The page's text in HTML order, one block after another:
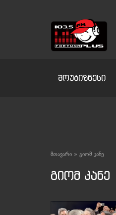
შოუბიზნესი
მთავარი » გიომ კანე
გიომ კანე